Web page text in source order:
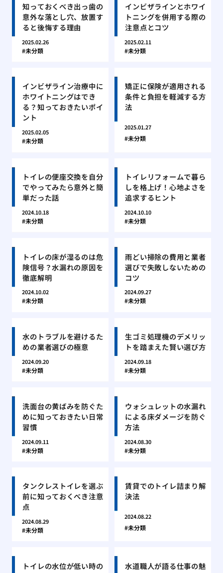
知っておくべき出っ歯の
意外な落とし穴、放置す
ると後悔する理由
2025.02.26
未分類
インビザラインとホワイ
トニングを併用する際の
注意点とコツ
2025.02.11
未分類
インビザライン治療中に
ホワイトニングはでき
る？知っておきたいポイ
ント
2025.02.05
未分類
矯正に保険が適用される
条件と負担を軽減する方
法
2025.01.27
未分類
トイレの便座交換を自分
でやってみたら意外と簡
単だった話
2024.10.18
未分類
トイレリフォームで暮ら
しを格上げ！心地よさを
追求するヒント
2024.10.10
未分類
トイレの床が湿るのは危
険信号？水漏れの原因を
徹底解明
2024.10.02
未分類
雨どい掃除の費用と業者
選びで失敗しないための
コツ
2024.09.27
未分類
水のトラブルを避けるた
めの業者選びの極意
2024.09.20
未分類
生ゴミ処理機のデメリッ
トを踏まえた賢い選び方
2024.09.18
未分類
洗面台の黄ばみを防ぐた
めに知っておきたい日常
習慣
2024.09.11
未分類
ウォシュレットの水漏れ
による床ダメージを防ぐ
方法
2024.08.30
未分類
タンクレストイレを選ぶ
前に知っておくべき注意
点
2024.08.29
未分類
賃貸でのトイレ詰まり解
決法
2024.08.22
未分類
トイレの水位が低い時の
水道職人が語る仕事の魅